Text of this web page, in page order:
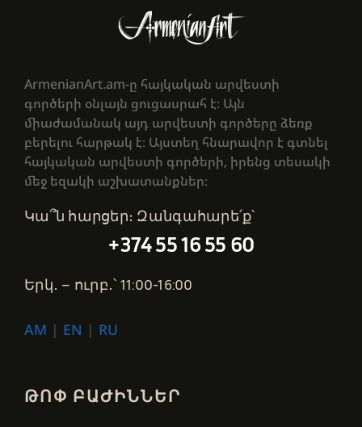
ArmenianArt.am-ը հայկական արվեստի
գործերի օնլայն ցուցասրահ է։ Այն
միաժամանակ այդ արվեստի գործերը ձեռք
բերելու հարթակ է։ Այստեղ հնարավոր է գտնել
հայկական արվեստի գործերի, իրենց տեսակի
մեջ եզակի աշխատանքներ։
Կա՞ն հարցեր։ Զանգահարե՛ք՝
+374 55 16 55 60
Երկ․ – ուրբ․՝ 11:00-16:00
AM | EN | RU
ԹՈՓ ԲԱԺԻՆՆԵՐ